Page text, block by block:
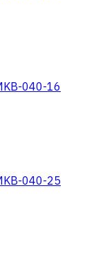
040-16
040-25